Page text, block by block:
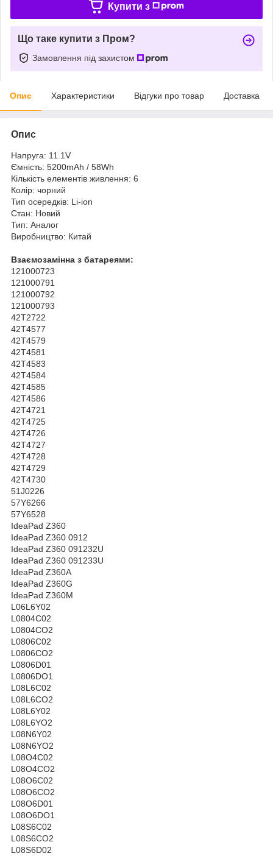
Купити з
Що таке купити з Пром?
Замовлення під захистом
Опис Характеристики Відгуки про товар Доставка
Опис
Напруга: 11.1V
Ємність: 5200mAh / 58Wh
Кількість елементів живлення: 6
Колір: чорний
Тип осередків: Li-ion
Стан: Новий
Тип: Аналог
Виробництво: Китай
Взаємозамінна з батареями:
121000723
121000791
121000792
121000793
42T2722
42T4577
42T4579
42T4581
42T4583
42T4584
42T4585
42T4586
42T4721
42T4725
42T4726
42T4727
42T4728
42T4729
42T4730
51J0226
57Y6266
57Y6528
IdeaPad Z360
IdeaPad Z360 0912
IdeaPad Z360 091232U
IdeaPad Z360 091233U
IdeaPad Z360A
IdeaPad Z360G
IdeaPad Z360M
L06L6Y02
L0804C02
L0804CO2
L0806C02
L0806CO2
L0806D01
L0806DO1
L08L6C02
L08L6CO2
L08L6Y02
L08L6YO2
L08N6Y02
L08N6YO2
L08O4C02
L08O4CO2
L08O6C02
L08O6CO2
L08O6D01
L08O6DO1
L08S6C02
L08S6CO2
L08S6D02